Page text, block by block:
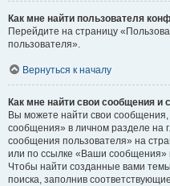
Как мне найти пользователя
Перейдите на страницу
пользователя».
Вернуться к началу
Как мне найти свои сообщения
Вы можете найти свои
сообщения» в личном разделе на
сообщения пользователя» на
или по ссылке «Ваши сообщения»
Чтобы найти созданные вами
поиска, заполнив